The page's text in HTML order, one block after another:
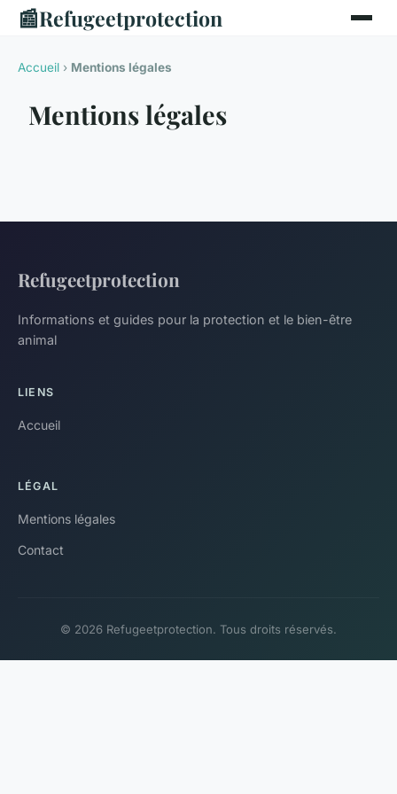
📰Refugeetprotection
Accueil › Mentions légales
Mentions légales
Refugeetprotection
Informations et guides pour la protection et le bien-être
animal
LIENS
Accueil
LÉGAL
Mentions légales
Contact
© 2026 Refugeetprotection. Tous droits réservés.